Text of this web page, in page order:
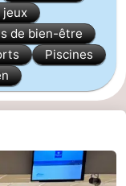
jeux
de bien-être
Piscines